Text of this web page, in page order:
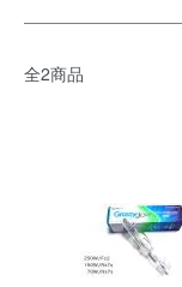
全2商品